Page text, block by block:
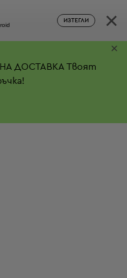
ИЗТЕГЛИ ×
ДОСТАВКА Твоят
×